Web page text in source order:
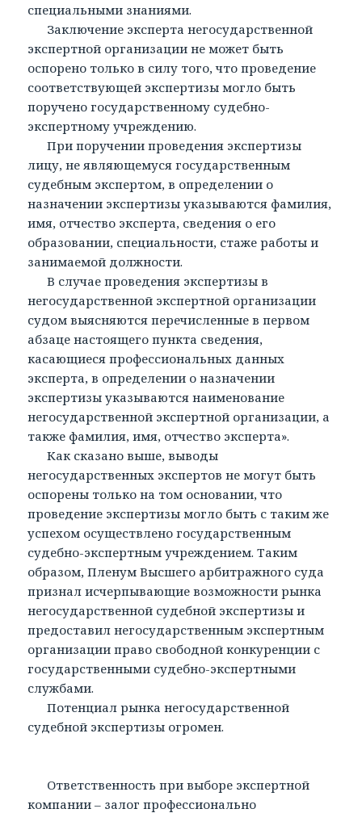
специальными знаниями.
Заключение эксперта негосударственной
экспертной организации не может быть
оспорено только в силу того, что проведение
соответствующей экспертизы могло быть
поручено государственному судебно-
экспертному учреждению.
При поручении проведения экспертизы
лицу, не являющемуся государственным
судебным экспертом, в определении о
назначении экспертизы указываются фамилия,
имя, отчество эксперта, сведения о его
образовании, специальности, стаже работы и
занимаемой должности.
В случае проведения экспертизы в
негосударственной экспертной организации
судом выясняются перечисленные в первом
абзаце настоящего пункта сведения,
касающиеся профессиональных данных
эксперта, в определении о назначении
экспертизы указываются наименование
негосударственной экспертной организации, а
также фамилия, имя, отчество эксперта».
Как сказано выше, выводы
негосударственных экспертов не могут быть
оспорены только на том основании, что
проведение экспертизы могло быть с таким же
успехом осуществлено государственным
судебно-экспертным учреждением. Таким
образом, Пленум Высшего арбитражного суда
признал исчерпывающие возможности рынка
негосударственной судебной экспертизы и
предоставил негосударственным экспертным
организации право свободной конкуренции с
государственными судебно-экспертными
службами.
Потенциал рынка негосударственной
судебной экспертизы огромен.
Ответственность при выборе экспертной
компании – залог профессионально